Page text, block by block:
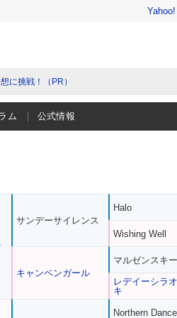
に挑戦！（PR）
ム 公式情報
サンデーサイレンス
キャンペンガール
Halo
Wishing Well
マルゼンスキー
レデイーシラオ
キ
Northern